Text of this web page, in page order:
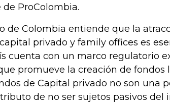
ProColombia.
de Colombia entiende que la
privado y family offices es
cuenta con un marco regulatorio
promueve la creación de fondos
de Capital privado no son una
de no ser sujetos pasivos del